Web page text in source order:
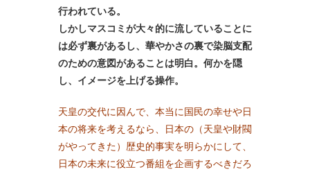
行われている。
しかしマスコミが大々的に流していることに
は必ず裏があるし、華やかさの裏で染脳支配
のための意図があることは明白。 何かを隠
し、イメージを上げる操作。
天皇の交代に因んで、本当に国民の幸せや日
本の将来を考えるなら、日本の（天皇や財閥
がやってきた）歴史的事実を明らかにして、
日本の未来に役立つ番組を企画するべきだろ